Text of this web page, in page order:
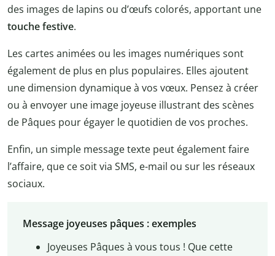
des images de lapins ou d’œufs colorés, apportant une
touche festive.
Les cartes animées ou les images numériques sont
également de plus en plus populaires. Elles ajoutent
une dimension dynamique à vos vœux. Pensez à créer
ou à envoyer une image joyeuse illustrant des scènes
de Pâques pour égayer le quotidien de vos proches.
Enfin, un simple message texte peut également faire
l’affaire, que ce soit via SMS, e-mail ou sur les réseaux
sociaux.
Message joyeuses pâques : exemples
Joyeuses Pâques à vous tous ! Que cette